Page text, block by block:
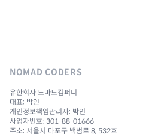
NOMAD CODERS
유한회사 노마드컴퍼니
대표: 박인
개인정보책임관리자: 박인
사업자번호: 301-88-01666
주소: 서울시 마포구 백범로 8, 532호